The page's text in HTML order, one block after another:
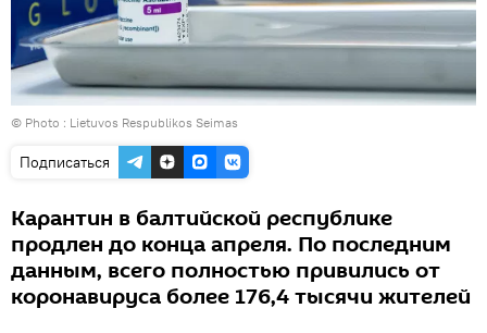
© Photo : Lietuvos Respublikos Seimas
Подписаться
Карантин в балтийской республике
продлен до конца апреля. По последним
данным, всего полностью привились от
коронавируса более 176,4 тысячи жителей